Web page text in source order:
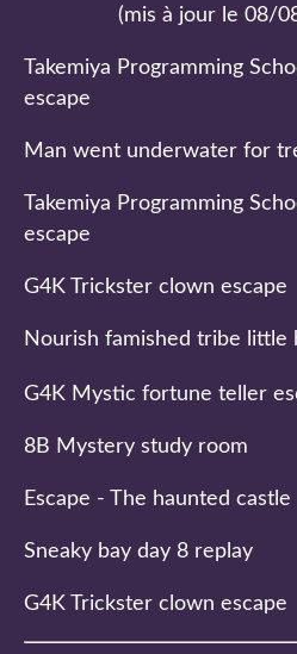
(mis à jour le 08/
Takemiya Programming
escape
Man went underwater for
Takemiya Programming
escape
G4K Trickster clown escape
Nourish famished tribe little
G4K Mystic fortune teller
8B Mystery study room
Escape - The haunted castle
Sneaky bay day 8 replay
G4K Trickster clown escape